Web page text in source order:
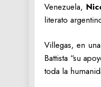
Venezuela,
literato
Villegas, en
Battista “su
toda la